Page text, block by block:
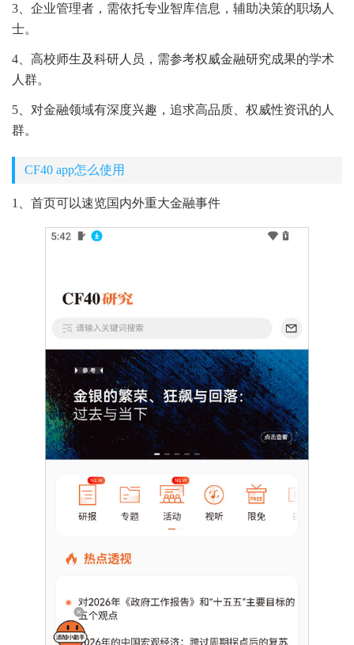
3、企业管理者，需依托专业智库信息，辅助决策的职场人
士。
4、高校师生及科研人员，需参考权威金融研究成果的学术
人群。
5、对金融领域有深度兴趣，追求高品质、权威性资讯的人
群。
CF40 app怎么使用
1、首页可以速览国内外重大金融事件